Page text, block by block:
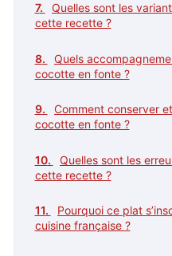
Quelles sont les
cette recette ?
Quels
cocotte en fonte ?
Comment conserver
cocotte en fonte ?
Quelles sont les
cette recette ?
Pourquoi ce plat
cuisine française ?